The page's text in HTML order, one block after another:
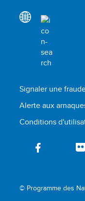
Signaler une
Alerte aux
Conditions
© Programme des